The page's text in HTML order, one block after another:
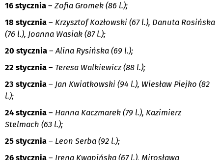
16 stycznia – Zofia Gromek (86 l.);
18 stycznia – Krzysztof Kozłowski (67 l.), Danuta Rosińska
(76 l.), Joanna Wasiak (87 l.);
20 stycznia –Alina Rysińska (69 l.);
22 stycznia – Teresa Walkiewicz (88 l.);
23 stycznia – Jan Kwiatkowski (94 l.), Wiesław Piejko (82
l.);
24 stycznia – Hanna Kaczmarek (79 l.), Kazimierz
Stelmach (63 l.);
25 stycznia – Leon Serba (92 l.);
26 stycznia – Irena Kwapińska (67 l.), Mirosława